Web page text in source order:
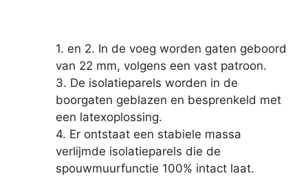
1. en 2. In de voeg worden gaten geboord
van 22 mm, volgens een vast patroon.
3. De isolatieparels worden in de
boorgaten geblazen en besprenkeld met
een latexoplossing.
4. Er ontstaat een stabiele massa
verlijmde isolatieparels die de
spouwmuurfunctie 100% intact laat.